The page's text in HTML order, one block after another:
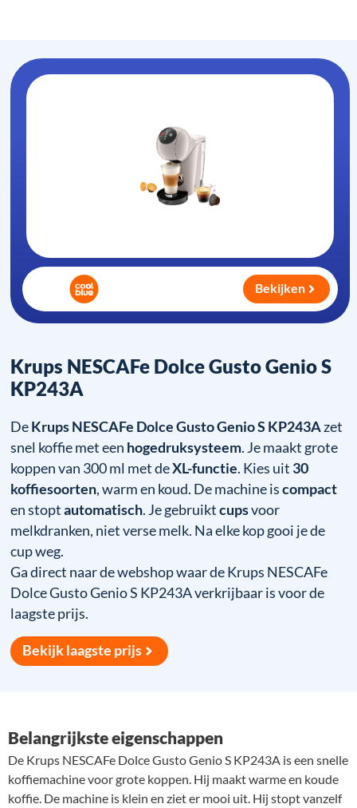
Krups NESCAFe Dolce Gusto Genio S
KP243A
DeKrups NESCAFe Dolce Gusto Genio S KP243Azet
snel koffie met een hogedruksysteem. Je maakt grote
koppen van 300 ml met deXL-functie. Kies uit 30
koffiesoorten, warm en koud. De machine iscompact
en stoptautomatisch. Je gebruiktcupsvoor
melkdranken, niet verse melk. Na elke kop gooi je de
cup weg.
Ga direct naar de webshop waar de Krups NESCAFe
Dolce Gusto Genio S KP243A verkrijbaar is voor de
laagste prijs.
Bekijk laagste prijs
Bekijken
Belangrijkste eigenschappen
De Krups NESCAFe Dolce Gusto Genio S KP243A is een snelle
koffiemachine voor grote koppen. Hij maakt warme en koude
koffie. De machine is klein en ziet er mooi uit. Hij stopt vanzelf